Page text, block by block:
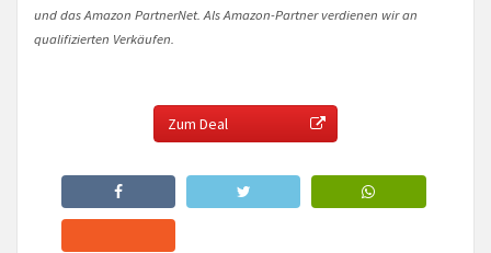
und das Amazon PartnerNet. Als Amazon-Partner verdienen wir an
qualifizierten Verkäufen.
Zum Deal